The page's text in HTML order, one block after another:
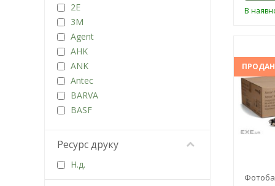
В
Втулка вала тефлонового
Вузол закріплення
зображення
Вузол захоплення папери
Вузол очистки ременя
Гальмівна майданчик
Девелопер
Драм картридж
тонера
Картридж
Комплект
2E
3M
Agent
AHK
ANK
Antec
BARVA
BASF
Brother
Canon
CEE
Ресурс друку
Н.д.